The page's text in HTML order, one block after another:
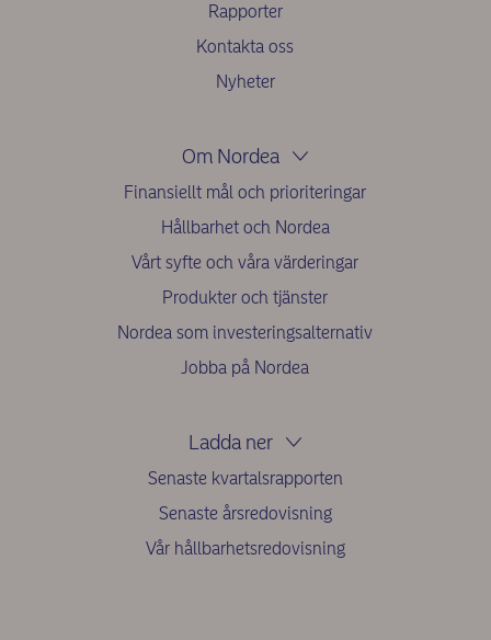
Rapporter
Kontakta oss
Nyheter
Om Nordea
Finansiellt mål och prioriteringar
Hållbarhet och Nordea
Vårt syfte och våra värderingar
Produkter och tjänster
Nordea som investeringsalternativ
Jobba på Nordea
Ladda ner
Senaste kvartalsrapporten
Senaste årsredovisning
Vår hållbarhetsredovisning